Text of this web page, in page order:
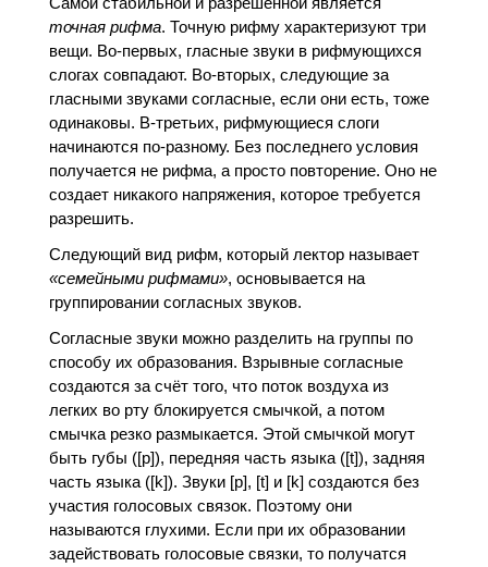
точная рифма. Точную рифму характеризуют три
вещи. Во-первых, гласные звуки в рифмующихся
слогах совпадают. Во-вторых, следующие за
гласными звуками согласные, если они есть, тоже
одинаковы. В-третьих, рифмующиеся слоги
начинаются по-разному. Без последнего условия
получается не рифма, а просто повторение. Оно не
создает никакого напряжения, которое требуется
разрешить.
Следующий вид рифм, который лектор называет
«семейными рифмами», основывается на
группировании согласных звуков.
Согласные звуки можно разделить на группы по
способу их образования. Взрывные согласные
создаются за счёт того, что поток воздуха из
легких во рту блокируется смычкой, а потом
смычка резко размыкается. Этой смычкой могут
быть губы ([p]), передняя часть языка ([t]), задняя
часть языка ([k]). Звуки [p], [t] и [k] создаются без
участия голосовых связок. Поэтому они
называются глухими. Если при их образовании
задействовать голосовые связки, то получатся